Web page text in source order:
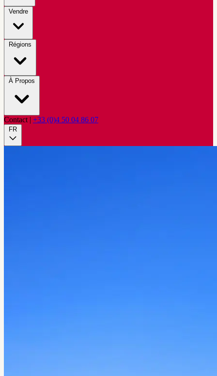
Vendre
Régions
À Propos
Contact | +33 (0)4 50 04 86 07
FR